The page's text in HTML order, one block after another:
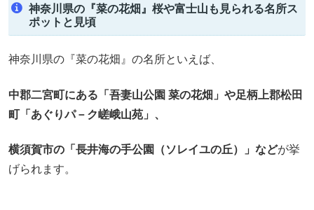
神奈川県の『菜の花畑』桜や富士山も見られる名所ス
ポットと見頃
神奈川県の『菜の花畑』の名所といえば、
中郡二宮町にある「吾妻山公園 菜の花畑」や足柄上郡松田
町「あぐりパ－ク嵯峨山苑」、
横須賀市の「長井海の手公園（ソレイユの丘）」などが挙
げられます。